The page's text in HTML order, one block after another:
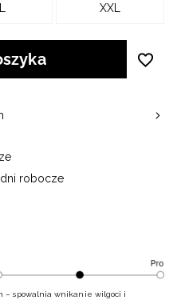
XXL
robocze
spowalnia wnikanie wilgoci i